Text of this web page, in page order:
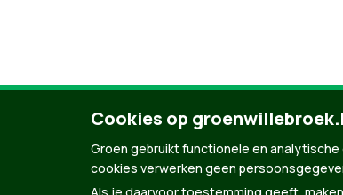
Cookies op
Groen gebruikt functionele en
cookies verwerken geen